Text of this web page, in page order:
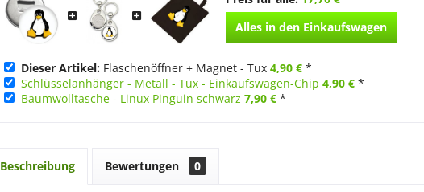
Alles in den Einkaufswagen
Dieser Artikel: Flaschenöffner + Magnet - Tux 4,90 € *
Schlüsselanhänger - Metall - Tux - Einkaufswagen-Chip 4,90 € *
Baumwolltasche - Linux Pinguin schwarz 7,90 € *
Beschreibung Bewertungen 0